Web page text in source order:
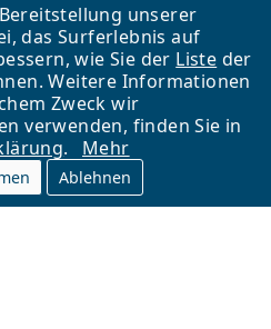
unserer
das Surferlebnis auf
wie Sie der Liste der
Weitere Informationen
Zweck wir
verwenden, finden Sie in
.
Mehr
Ablehnen
Nach oben
und Betreiber des Online-
18 Jahren sind wir für Sie da.